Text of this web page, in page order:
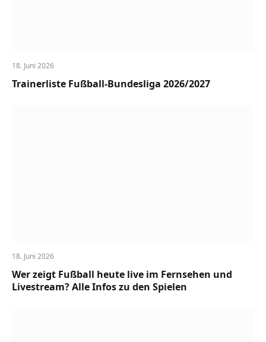
18. Juni 2026
Trainerliste Fußball-Bundesliga 2026/2027
18. Juni 2026
Wer zeigt Fußball heute live im Fernsehen und
Livestream? Alle Infos zu den Spielen